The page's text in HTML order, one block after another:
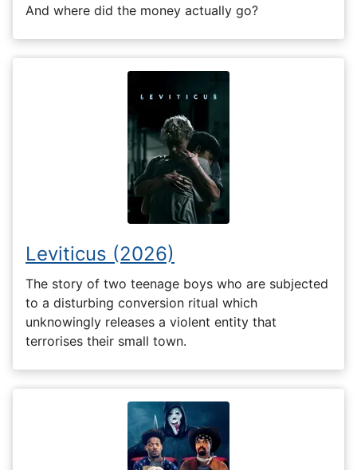
And where did the money actually go?
Leviticus (2026)
The story of two teenage boys who are subjected
to a disturbing conversion ritual which
unknowingly releases a violent entity that
terrorises their small town.